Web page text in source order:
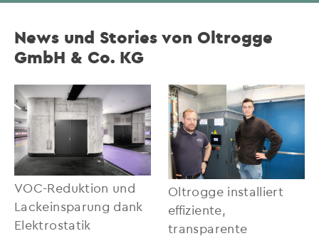
News und Stories von Oltrogge
GmbH & Co. KG
VOC-Reduktion und
Lackeinsparung dank
Elektrostatik
Oltrogge installiert
effiziente,
transparente